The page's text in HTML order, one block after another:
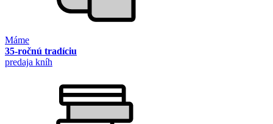
Máme
35-ročnú tradíciu
predaja kníh